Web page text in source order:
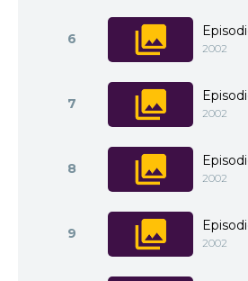
6
2002
7
2002
8
2002
9
2002